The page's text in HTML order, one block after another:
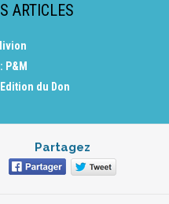
ARTICLES
P&M
du Don
Partagez